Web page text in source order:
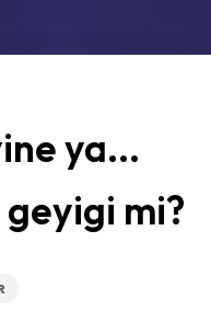
ya...
mi?